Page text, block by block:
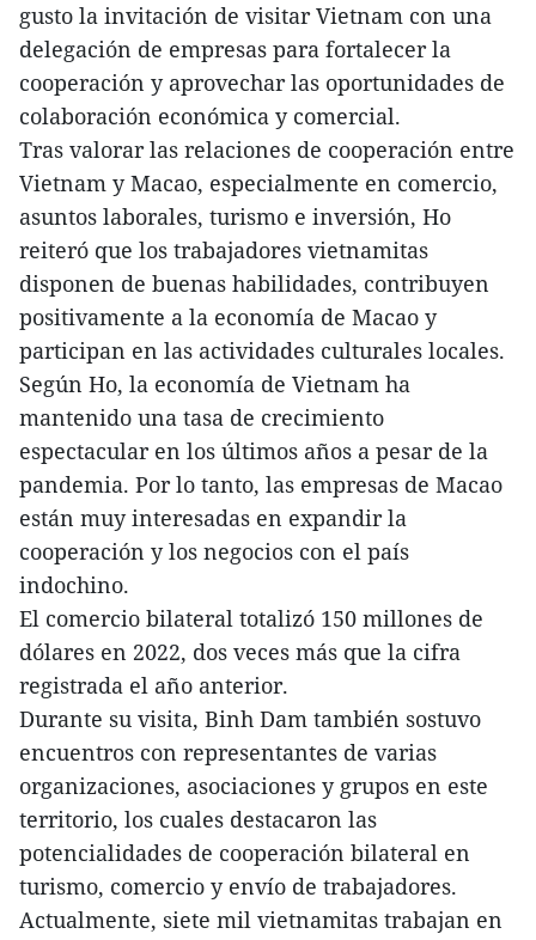
gusto la invitación de visitar Vietnam con una
delegación de empresas para fortalecer la
cooperación y aprovechar las oportunidades de
colaboración económica y comercial.
Tras valorar las relaciones de cooperación entre
Vietnam y Macao, especialmente en comercio,
asuntos laborales, turismo e inversión, Ho
reiteró que los trabajadores vietnamitas
disponen de buenas habilidades, contribuyen
positivamente a la economía de Macao y
participan en las actividades culturales locales.
Según Ho, la economía de Vietnam ha
mantenido una tasa de crecimiento
espectacular en los últimos años a pesar de la
pandemia. Por lo tanto, las empresas de Macao
están muy interesadas en expandir la
cooperación y los negocios con el país
indochino.
El comercio bilateral totalizó 150 millones de
dólares en 2022, dos veces más que la cifra
registrada el año anterior.
Durante su visita, Binh Dam también sostuvo
encuentros con representantes de varias
organizaciones, asociaciones y grupos en este
territorio, los cuales destacaron las
potencialidades de cooperación bilateral en
turismo, comercio y envío de trabajadores.
Actualmente, siete mil vietnamitas trabajan en